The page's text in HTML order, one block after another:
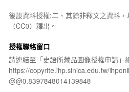
後設資料授權:二、其餘非釋文之資料
（CC0）釋出。
授權聯絡窗口
請連結至「史語所藏品圖像授權申請」
https://copyrite.ihp.sinica.edu.tw/
@@0.8397848014139848